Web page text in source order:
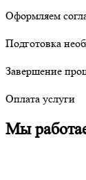
Оформляем
Подготовка
Завершение
Оплата услуги
Мы